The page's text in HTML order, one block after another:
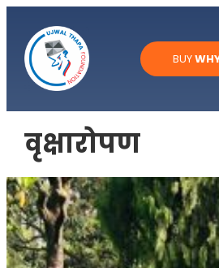
content
BUY
वृक्षारोपण